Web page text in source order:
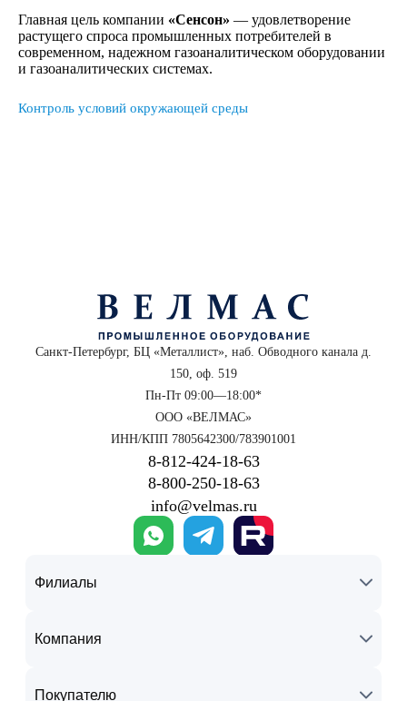
Главная цель компании «Сенсон» — удовлетворение
растущего спроса промышленных потребителей в
современном, надежном газоаналитическом оборудовании
и газоаналитических системах.
Контроль условий окружающей среды
Санкт-Петербург, БЦ «Металлист», наб. Обводного канала д.
150, оф. 519
Пн-Пт 09:00—18:00*
ООО «ВЕЛМАС»
ИНН/КПП 7805642300/783901001
8‑812‑424‑18‑63
8‑800‑250‑18‑63
info@velmas.ru
Филиалы
Компания
Покупателю